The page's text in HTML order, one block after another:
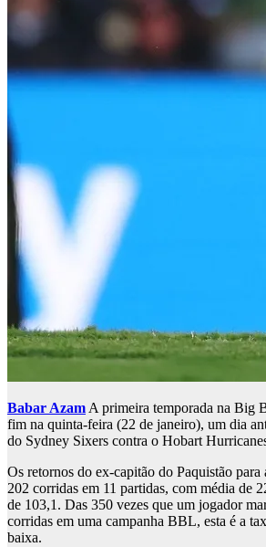
Babar AzamA primeira temporada na Big
fim na quinta-feira (22 de janeiro), um dia
do Sydney Sixers contra o Hobart
Os retornos do ex-capitão do Paquistão para
202 corridas em 11 partidas, com média de
de 103,1. Das 350 vezes que um jogador
corridas em uma campanha BBL, esta é a
baixa.